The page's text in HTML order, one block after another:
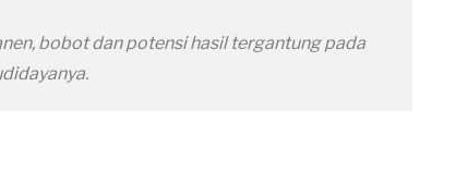
bobot dan potensi hasil tergantung pada